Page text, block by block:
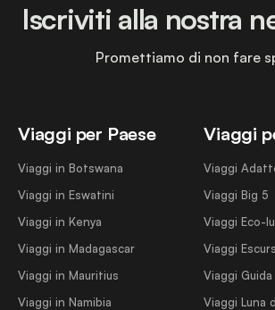
Viaggi per Paese
Viaggi in Botswana
Viaggi in Eswatini
Viaggi in Kenya
Viaggi in Madagascar
Viaggi in Mauritius
Viaggi in Namibia
Viaggi
Viaggi
Viaggi Big 5
Viaggi Eco-
Viaggi
Viaggi
Viaggi Luna
Iscriviti alla nostra
Promettiamo di non fare